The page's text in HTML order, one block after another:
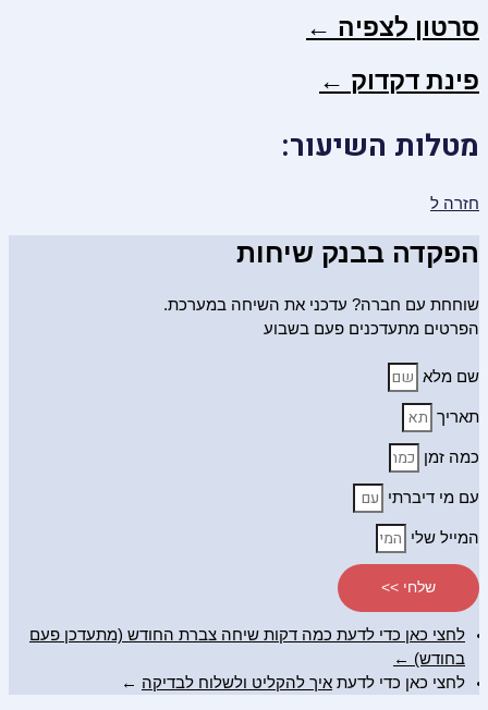
סרטון לצפיה ←
פינת דקדוק ←
מטלות השיעור:
חזרה ל
הפקדה בבנק שיחות
שוחחת עם חברה? עדכני את השיחה במערכת.
הפרטים מתעדכנים פעם בשבוע
שם מלא
תאריך
כמה זמן
עם מי דיברתי
המייל שלי
שלחי >>
לחצי כאן כדי לדעת כמה דקות שיחה צברת החודש (מתעדכן פעם
בחודש) ←
לחצי כאן כדי לדעת איך להקליט ולשלוח לבדיקה ←